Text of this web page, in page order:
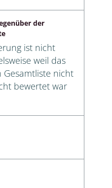
der
ist nicht
weil das
nicht
bewertet war